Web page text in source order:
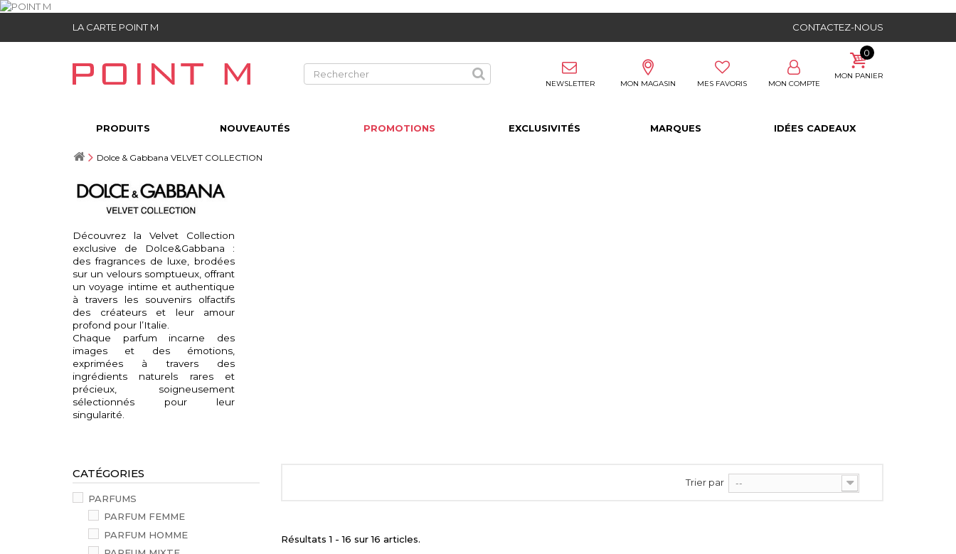
CONTACTEZ-NOUS
LA CARTE POINT M
NEWSLETTER MON MAGASIN MES FAVORIS MON COMPTE
0
MON PANIER
PRODUITS NOUVEAUTÉS PROMOTIONS EXCLUSIVITÉS MARQUES IDÉES CADEAUX
Dolce & Gabbana VELVET COLLECTION
Découvrez la Velvet Collection
exclusive de Dolce&Gabbana :
des fragrances de luxe, brodées
sur un velours somptueux, offrant
un voyage intime et authentique
à travers les souvenirs olfactifs
des créateurs et leur amour
profond pour l’Italie.
Chaque parfum incarne des
images et des émotions,
exprimées à travers des
ingrédients naturels rares et
précieux, soigneusement
sélectionnés pour leur
singularité.
CATÉGORIES
PARFUMS
PARFUM FEMME
PARFUM HOMME
Trier par --
Résultats 1 - 16 sur 16 articles.